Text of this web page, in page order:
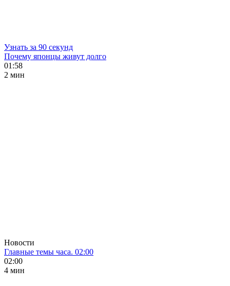
Узнать за 90 секунд
Почему японцы живут долго
01:58
2 мин
Новости
Главные темы часа. 02:00
02:00
4 мин